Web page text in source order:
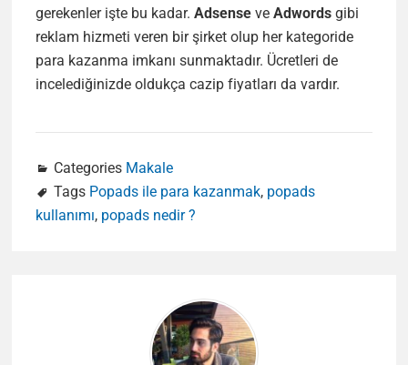
gerekenler işte bu kadar. Adsense ve Adwords gibi
reklam hizmeti veren bir şirket olup her kategoride
para kazanma imkanı sunmaktadır. Ücretleri de
incelediğinizde oldukça cazip fiyatları da vardır.
Categories Makale
Tags Popads ile para kazanmak, popads
kullanımı, popads nedir ?